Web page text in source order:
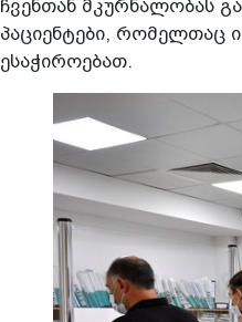
ჩვენთან მკურნალობას
პაციენტები, რომელთაც
ესაჭიროებათ.